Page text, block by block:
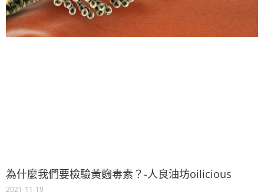
為什麼我們要檢驗黃麴毒素？-人良油坊oilicious
2021-11-19